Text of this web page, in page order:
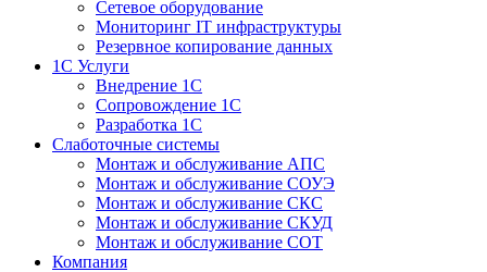
Сетевое оборудование
Мониторинг IT инфраструктуры
Резервное копирование данных
1С Услуги
Внедрение 1С
Сопровождение 1С
Разработка 1С
Слаботочные системы
Монтаж и обслуживание АПС
Монтаж и обслуживание СОУЭ
Монтаж и обслуживание СКС
Монтаж и обслуживание СКУД
Монтаж и обслуживание СОТ
Компания